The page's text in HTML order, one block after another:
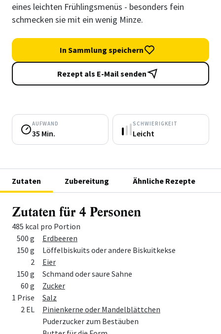
eines leichten Frühlingsmenüs - besonders fein
schmecken sie mit ein wenig Minze.
In Sammlung speichern
Rezept als E-Mail senden
AUFWAND
35 Min.
SCHWIERIGKEIT
Leicht
Zutaten Zubereitung Ähnliche Rezepte
Zutaten für 4 Personen
485 kcal pro Portion
Menge Zutat
500 g
Erdbeeren
150 g
Löffelbiskuits oder andere Biskuitkekse
2
Eier
150 g
Schmand oder saure Sahne
60 g
Zucker
1 Prise
Salz
2 EL
Pinienkerne oder Mandelblättchen
Puderzucker zum Bestäuben